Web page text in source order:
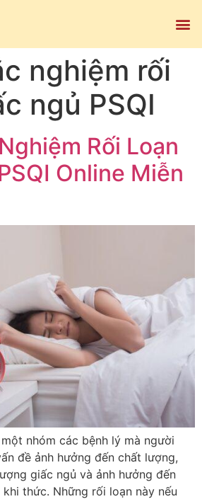
nghiệm rối
ngủ PSQI
Rối Loạn
Online Miễn
nhóm các bệnh lý mà người
đề ảnh hưởng đến chất lượng,
giấc ngủ và ảnh hưởng đến
thức. Những rối loạn này nếu